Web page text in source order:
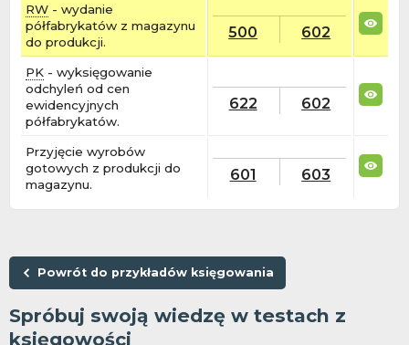
RW - wydanie
półfabrykatów z magazynu
do produkcji.
500 602
PK - wyksięgowanie
odchyleń od cen
ewidencyjnych
półfabrykatów.
622 602
Przyjęcie wyrobów
gotowych z produkcji do
magazynu.
601 603
Powrót do przykładów księgowania
Spróbuj swoją wiedzę w testach z
księgowości